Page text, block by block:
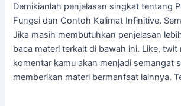
Demikianlah penjelasan singkat tentang
Fungsi dan Contoh Kalimat Infinitive.
Jika masih membutuhkan penjelasan
baca materi terkait di bawah ini. Like, twit
komentar kamu akan menjadi semangat
memberikan materi bermanfaat lainnya.